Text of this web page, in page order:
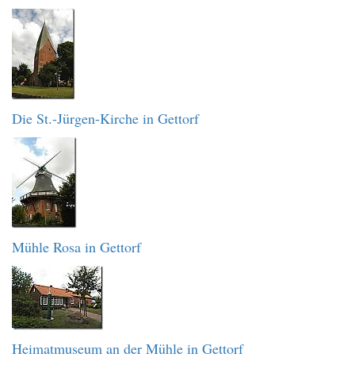
Die St.-Jürgen-Kirche in Gettorf
Mühle Rosa in Gettorf
Heimatmuseum an der Mühle in Gettorf